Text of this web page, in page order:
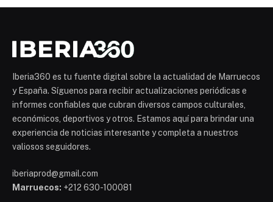
Iberia360 es tu fuente digital sobre la actualidad de Marruecos
y España. Síguenos para recibir actualizaciones periódicas e
informes confiables que cubran diversos campos culturales,
económicos, deportivos y otros. Estamos aquí para brindar una
experiencia de noticias interesante y completa a nuestros
valiosos seguidores.
iberiaprod@gmail.com
Marruecos: +212 630-100081